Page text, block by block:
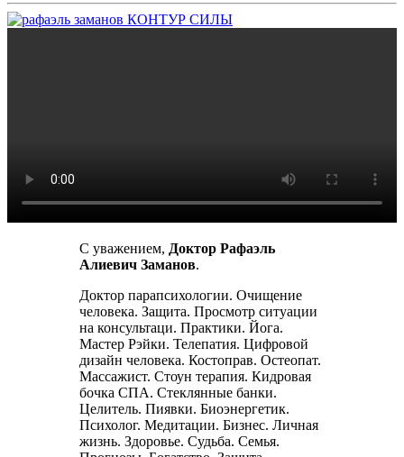
С уважением, Доктор Рафаэль
Алиевич Заманов.
Доктор парапсихологии. Очищение
человека. Защита. Просмотр ситуации
на консультаци. Практики. Йога.
Мастер Рэйки. Телепатия. Цифровой
дизайн человека. Костоправ. Остеопат.
Массажист. Стоун терапия. Кидровая
бочка СПА. Стеклянные банки.
Целитель. Пиявки. Биоэнергетик.
Психолог. Медитации. Бизнес. Личная
жизнь. Здоровье. Судьба. Семья.